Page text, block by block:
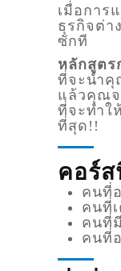
เมื่อการ
ธุรกิจต่า
ซักที
หลักสูตร
ที่จะนำคุ
แล้วคุณจ
ที่จะทำใ
ที่สุด !!
คอร์ส
คนที่
คนที่
คนที่
คนที่